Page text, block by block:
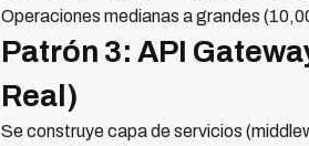
Operaciones medianas a grandes
Patrón 3: API
Real)
Se construye capa de servicios